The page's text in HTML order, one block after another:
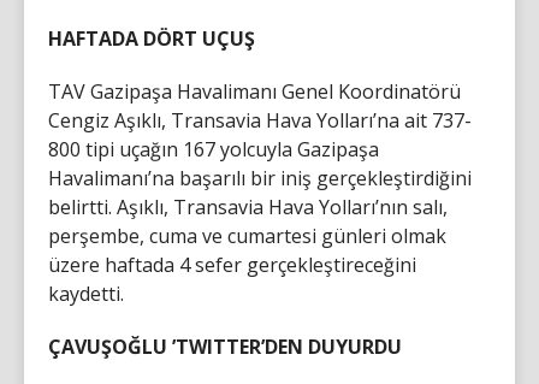
HAFTADA DÖRT UÇUŞ
TAV Gazipaşa Havalimanı Genel Koordinatörü
Cengiz Aşıklı, Transavia Hava Yolları’na ait 737-
800 tipi uçağın 167 yolcuyla Gazipaşa
Havalimanı’na başarılı bir iniş gerçekleştirdiğini
belirtti. Aşıklı, Transavia Hava Yolları’nın salı,
perşembe, cuma ve cumartesi günleri olmak
üzere haftada 4 sefer gerçekleştireceğini
kaydetti.
ÇAVUŞOĞLU ’TWITTER’DEN DUYURDU